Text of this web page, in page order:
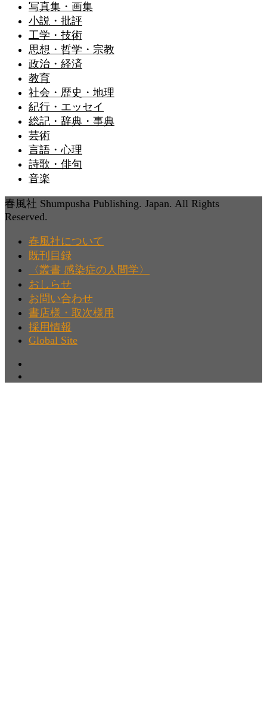
写真集・画集
小説・批評
工学・技術
思想・哲学・宗教
政治・経済
教育
社会・歴史・地理
紀行・エッセイ
総記・辞典・事典
芸術
言語・心理
詩歌・俳句
音楽
春風社 Shumpusha Publishing. Japan. All Rights
Reserved.
春風社について
既刊目録
〈叢書 感染症の人間学〉
おしらせ
お問い合わせ
書店様・取次様用
採用情報
Global Site